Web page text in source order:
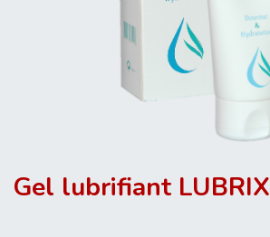
Gel lubrifiant LUBRIX